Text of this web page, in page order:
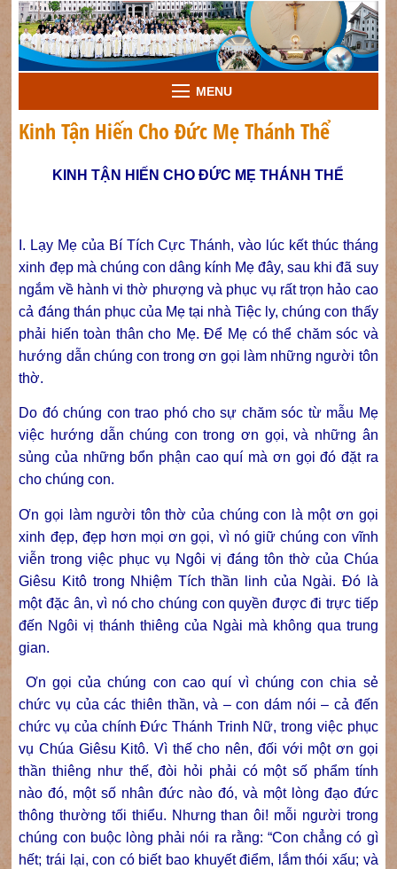
MENU
Kinh Tận Hiến Cho Đức Mẹ Thánh Thể
KINH TẬN HIẾN CHO ĐỨC MẸ THÁNH THỂ
I. Lạy Mẹ của Bí Tích Cực Thánh, vào lúc kết thúc tháng
xinh đẹp mà chúng con dâng kính Mẹ đây, sau khi đã suy
ngắm về hành vi thờ phượng và phục vụ rất trọn hảo cao
cả đáng thán phục của Mẹ tại nhà Tiệc ly, chúng con thấy
phải hiến toàn thân cho Mẹ. Để Mẹ có thể chăm sóc và
hướng dẫn chúng con trong ơn gọi làm những người tôn
thờ.
Do đó chúng con trao phó cho sự chăm sóc từ mẫu Mẹ
việc hướng dẫn chúng con trong ơn gọi, và những ân
sủng của những bổn phận cao quí mà ơn gọi đó đặt ra
cho chúng con.
Ơn gọi làm người tôn thờ của chúng con là một ơn gọi
xinh đẹp, đẹp hơn mọi ơn gọi, vì nó giữ chúng con vĩnh
viễn trong việc phục vụ Ngôi vị đáng tôn thờ của Chúa
Giêsu Kitô trong Nhiệm Tích thần linh của Ngài. Đó là
một đặc ân, vì nó cho chúng con quyền được đi trực tiếp
đến Ngôi vị thánh thiêng của Ngài mà không qua trung
gian.
Ơn gọi của chúng con cao quí vì chúng con chia sẻ
chức vụ của các thiên thần, và – con dám nói – cả đến
chức vụ của chính Đức Thánh Trinh Nữ, trong việc phục
vụ Chúa Giêsu Kitô. Vì thế cho nên, đối với một ơn gọi
thần thiêng như thế, đòi hỏi phải có một số phẩm tính
nào đó, một số nhân đức nào đó, và một lòng đạo đức
thông thường tối thiểu. Nhưng than ôi! mỗi người trong
chúng con buộc lòng phải nói ra rằng: “Con chẳng có gì
hết; trái lại, con có biết bao khuyết điểm, lắm thói xấu; và